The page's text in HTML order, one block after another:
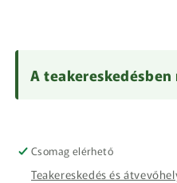
A
Csomag elérhető